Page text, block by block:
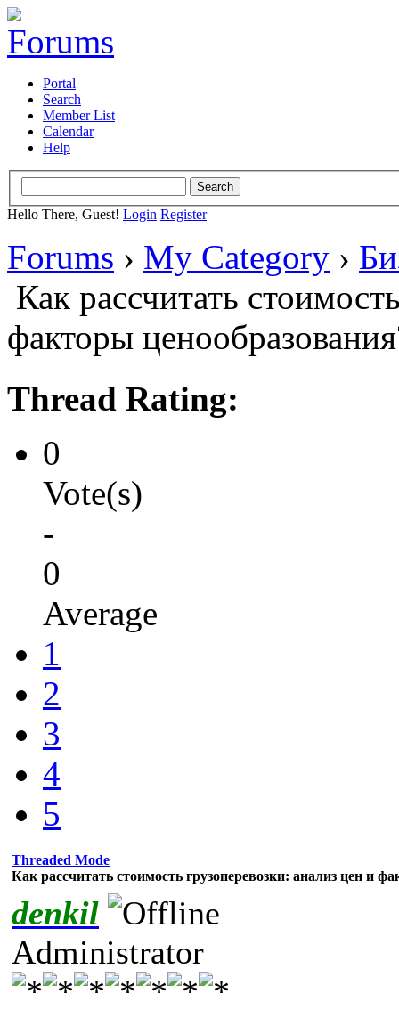
Portal
Search
Member List
Calendar
Help
Hello There, Guest! Login Register
Forums › My Category ›
Как рассчитать
факторы
Thread Rating:
0
Vote(s)
-
0
Average
1
2
3
4
5
Threaded Mode
Как рассчитать стоимость грузоперевозки: анализ цен и
denkil
Administrator